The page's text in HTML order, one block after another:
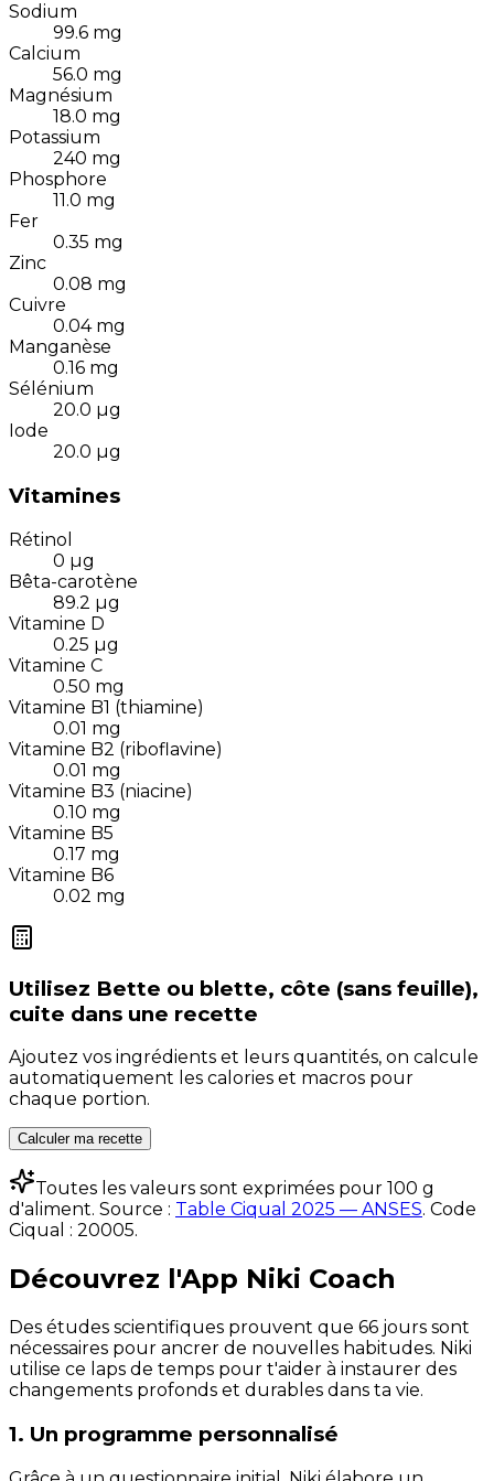
Sodium
99.6 mg
Calcium
56.0 mg
Magnésium
18.0 mg
Potassium
240 mg
Phosphore
11.0 mg
Fer
0.35 mg
Zinc
0.08 mg
Cuivre
0.04 mg
Manganèse
0.16 mg
Sélénium
20.0 µg
Iode
20.0 µg
Vitamines
Rétinol
0 µg
Bêta-carotène
89.2 µg
Vitamine D
0.25 µg
Vitamine C
0.50 mg
Vitamine B1 (thiamine)
0.01 mg
Vitamine B2 (riboflavine)
0.01 mg
Vitamine B3 (niacine)
0.10 mg
Vitamine B5
0.17 mg
Vitamine B6
0.02 mg
Utilisez Bette ou blette, côte (sans feuille),
cuite dans une recette
Ajoutez vos ingrédients et leurs quantités, on calcule
automatiquement les calories et macros pour
chaque portion.
Calculer ma recette
Toutes les valeurs sont exprimées pour 100 g
d'aliment. Source : Table Ciqual 2025 — ANSES. Code
Ciqual : 20005.
Découvrez l'App Niki Coach
Des études scientifiques prouvent que 66 jours sont
nécessaires pour ancrer de nouvelles habitudes. Niki
utilise ce laps de temps pour t'aider à instaurer des
changements profonds et durables dans ta vie.
1. Un programme personnalisé